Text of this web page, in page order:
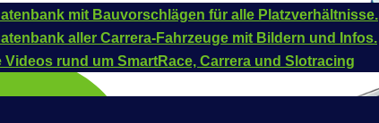
mit Bauvorschlägen für alle Platzverhältnisse.
aller Carrera-Fahrzeuge mit Bildern und Infos.
Videos rund um SmartRace, Carrera und Slotracing